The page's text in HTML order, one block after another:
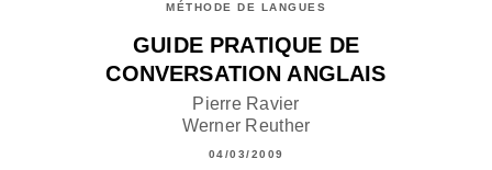
MÉTHODE DE LANGUES
GUIDE PRATIQUE DE
CONVERSATION ANGLAIS
Pierre Ravier
Werner Reuther
04/03/2009